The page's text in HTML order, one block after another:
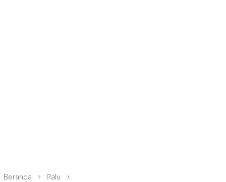
Beranda Palu